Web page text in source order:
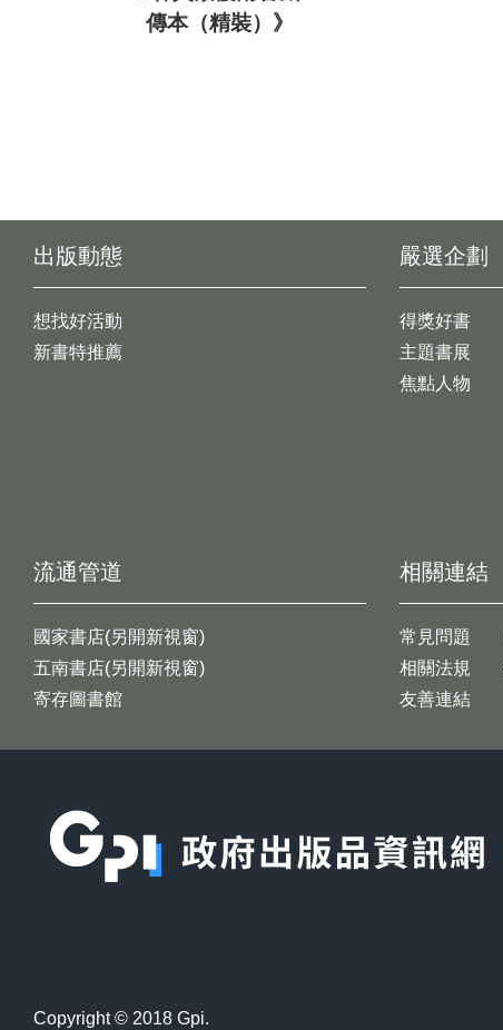
傳本（精裝）》
出版動態
想找好活動
新書特推薦
嚴選企劃
得獎好書
主題書展
焦點人物
流通管道
國家書店(另開新視窗)
五南書店(另開新視窗)
寄存圖書館
相關連結
常見問題
相關法規
友善連結
Copyright © 2018 Gpi.